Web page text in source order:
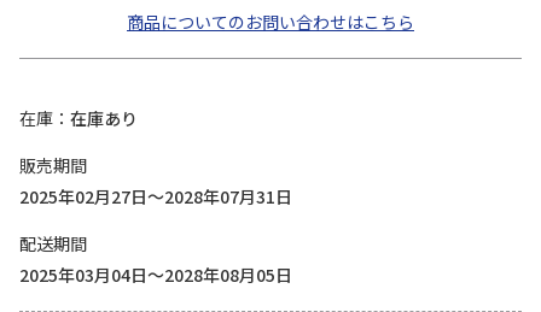
商品についてのお問い合わせはこちら
在庫
在庫あり
販売期間
2025年02月27日～2028年07月31日
配送期間
2025年03月04日～2028年08月05日